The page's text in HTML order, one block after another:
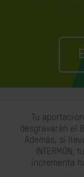
Tu
desgravarán el
Además, si
incrementa